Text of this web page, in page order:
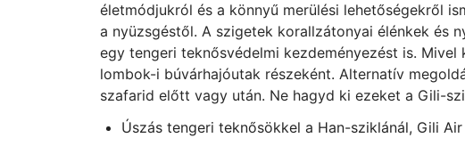
életmódjukról és a könnyű merülési lehetőségekről
a nyüzsgéstől. A szigetek korallzátonyai élénkek és
egy tengeri teknősvédelmi kezdeményezést is.
lombok-i búvárhajóutak részeként. Alternatív
szafarid előtt vagy után. Ne hagyd ki ezeket a Gili-
Úszás tengeri teknősökkel a Han-sziklánál, Gili